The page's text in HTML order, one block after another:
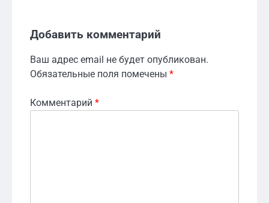
Добавить комментарий
Ваш адрес email не будет опубликован.
Обязательные поля помечены *
Комментарий *